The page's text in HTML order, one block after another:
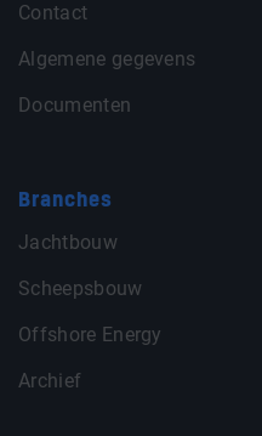
Contact
Algemene gegevens
Documenten
Branches
Jachtbouw
Scheepsbouw
Offshore Energy
Archief